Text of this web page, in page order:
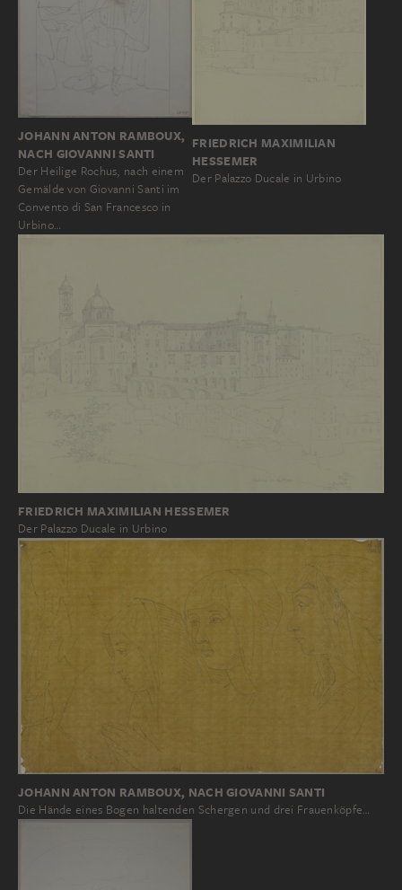
JOHANN ANTON RAMBOUX,
NACH GIOVANNI SANTI
Der Heilige Rochus, nach einem
Gemälde von Giovanni Santi im
Convento di San Francesco in
Urbino…
FRIEDRICH MAXIMILIAN
HESSEMER
Der Palazzo Ducale in Urbino
FRIEDRICH MAXIMILIAN HESSEMER
Der Palazzo Ducale in Urbino
JOHANN ANTON RAMBOUX, NACH GIOVANNI SANTI
Die Hände eines Bogen haltenden Schergen und drei Frauenköpfe…